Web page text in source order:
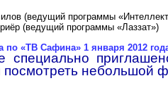
(ведущий программы
(ведущий программы «Лаззат»)
по «ТВ Сафина» 1 января 2012
специально
посмотреть небольшой